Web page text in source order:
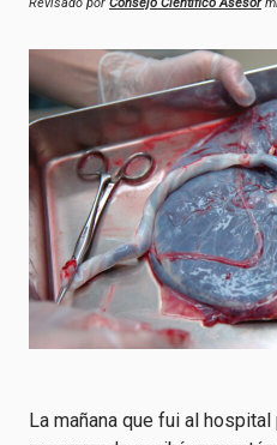
La mañana que fui al